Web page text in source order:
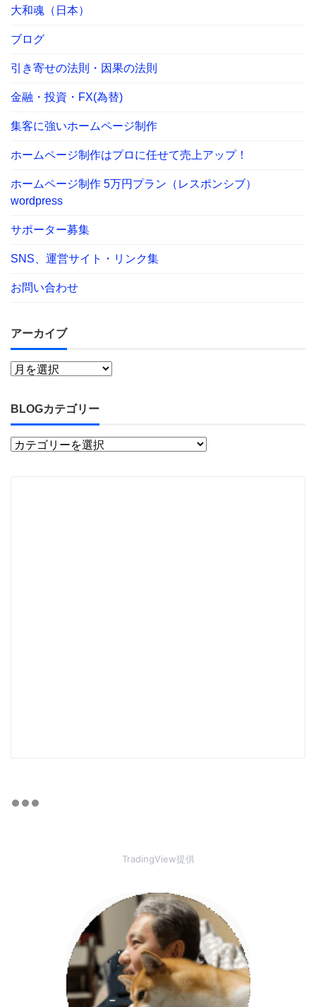
大和魂（日本）
ブログ
引き寄せの法則・因果の法則
金融・投資・FX(為替)
集客に強いホームページ制作
ホームページ制作はプロに任せて売上アップ！
ホームページ制作 5万円プラン（レスポンシブ）
wordpress
サポーター募集
SNS、運営サイト・リンク集
お問い合わせ
アーカイブ
BLOGカテゴリー
TradingView提供